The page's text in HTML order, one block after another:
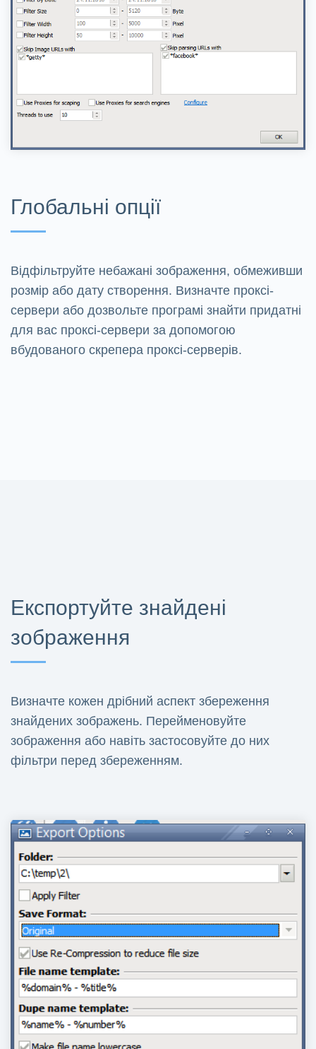
Глобальні опції
Відфільтруйте небажані зображення, обмеживши
розмір або дату створення. Визначте проксі-
сервери або дозвольте програмі знайти придатні
для вас проксі-сервери за допомогою
вбудованого скрепера проксі-серверів.
Експортуйте знайдені
зображення
Визначте кожен дрібний аспект збереження
знайдених зображень. Перейменовуйте
зображення або навіть застосовуйте до них
фільтри перед збереженням.